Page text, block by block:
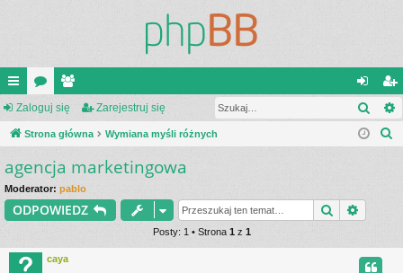
ię
ce
j
…
or
a
ży
tk
o
w
ni
al
og
ar
ej
Zaloguj się Zarejestruj się
Strona główna Wymiana myśli różnych
agencja marketingowa
Moderator: pablo
ODPOWIEDZ Szukaj
Posty: 1 • Strona 1z 1
caya